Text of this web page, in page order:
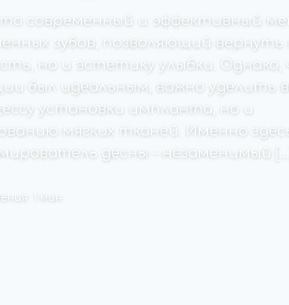
современный и эффективный
зубов, позволяющий вернуть
но и эстетику улыбки. Однако,
был идеальным, важно уделить
установки импланта, но и
мягких тканей. Именно
десны – незаменимый […]
1 мин